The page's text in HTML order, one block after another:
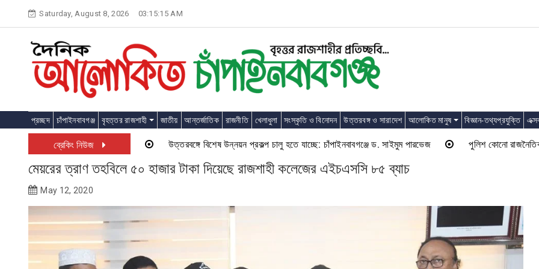
content
Saturday, August 8, 2026 03:15:15 AM
প্রচ্ছদ চাঁপাইনবাবগঞ্জ বৃহত্তর রাজশাহী জাতীয় আন্তর্জাতিক রাজনীতি খেলাধুলা সংস্কৃতি ও বিনোদন উত্তরবঙ্গ ও সারাদেশ আলোকিত মানুষ বিজ্ঞান-তথ্যপ্রযুক্তি
ব্রেকিং নিউজ উত্তরবঙ্গে বিশেষ উন্নয়ন প্রকল্প চালু হতে যাচ্ছে: চাঁপাইনবাবগঞ্জে ড. সাইমুম পারভেজ পুলিশ কোনো রাজনৈতিক দলের
মেয়রের ত্রাণ তহবিলে ৫০ হাজার টাকা দিয়েছে রাজশাহী কলেজের এইচএসসি ৮৫ ব্যাচ
May 12, 2020